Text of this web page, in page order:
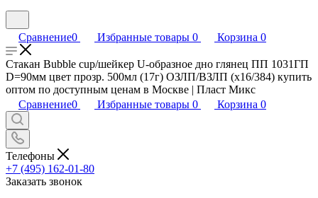
Сравнение0 Избранные товары 0 Корзина 0
Стакан Bubble cup/шейкер U-образное дно глянец ПП 1031ГП
D=90мм цвет прозр. 500мл (17г) ОЗЛП/ВЗЛП (х16/384) купить
оптом по доступным ценам в Москве | Пласт Микс
Сравнение0 Избранные товары 0 Корзина 0
Телефоны
+7 (495) 162-01-80
Заказать звонок